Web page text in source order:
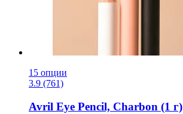
15 опции
3.9 (761)
Avril Eye Pencil, Charbon (1 г)